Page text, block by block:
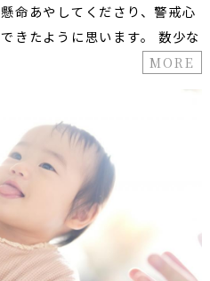
命あやしてくださり、警戒心
きたように思います。 数少な
MORE